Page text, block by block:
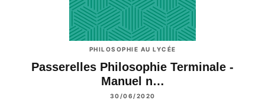
PHILOSOPHIE AU LYCÉE
Passerelles Philosophie Terminale -
Manuel n…
30/06/2020